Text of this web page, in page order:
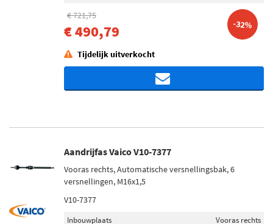
€ 721,75
€ 490,79 -32%
Tijdelijk uitverkocht
Aandrijfas Vaico V10-7377
Vooras rechts, Automatische versnellingsbak, 6
versnellingen, M16x1,5
V10-7377
Inbouwplaats Vooras rechts